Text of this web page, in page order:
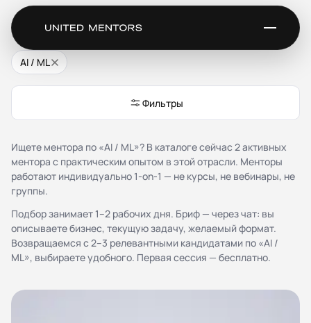
Ментор для AI / ML
AI / ML
Фильтры
Ищете ментора по «AI / ML»? В каталоге сейчас 2 активных
ментора с практическим опытом в этой отрасли. Менторы
работают индивидуально 1-on-1 — не курсы, не вебинары, не
группы.
Подбор занимает 1–2 рабочих дня. Бриф — через чат: вы
описываете бизнес, текущую задачу, желаемый формат.
Возвращаемся с 2–3 релевантными кандидатами по «AI /
ML», выбираете удобного. Первая сессия — бесплатно.
Сервис
Каталог менторов
Отзывы
Стать ментором
Партнёрская программа
Благотворительность
Журнал
Документы
Соглашение о конфиденциальности (NDA)
Политика конфиденциальности и обработки